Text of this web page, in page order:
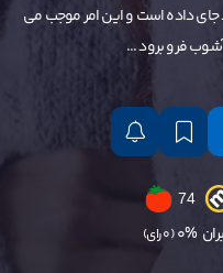
داده است و این امر موجب می
فرو برود ...
74
0% (0 رای)